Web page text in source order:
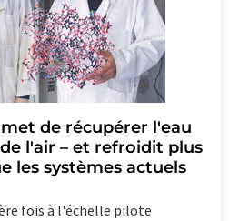
de récupérer l'eau
l'air – et refroidit plus
les systèmes actuels
fois à l'échelle pilote